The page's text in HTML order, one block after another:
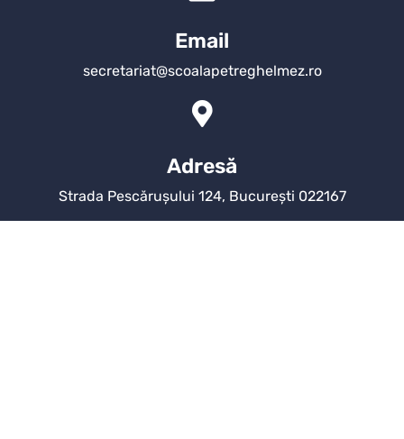
Email
secretariat@scoalapetreghelmez.ro
Adresă
Strada Pescărușului 124, București 022167